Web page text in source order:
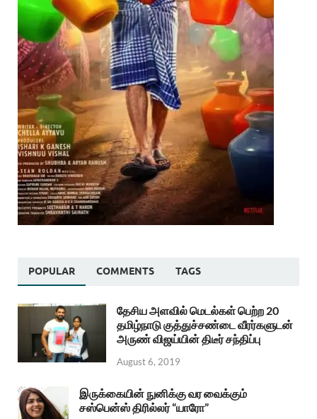
POPULAR COMMENTS TAGS
தேசிய அளவில் மெடல்கள் பெற்ற 20
தமிழ்நாடு குத்துச்சண்டை வீரர்களுடன்
அருண் விஜய்யின் திடீர் சந்திப்பு
August 6, 2019
இருக்கையின் நுனிக்கு வர வைக்கும்
சஸ்பென்ஸ் திரில்லர் “யாரோ”